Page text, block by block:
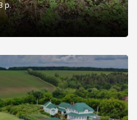
р.